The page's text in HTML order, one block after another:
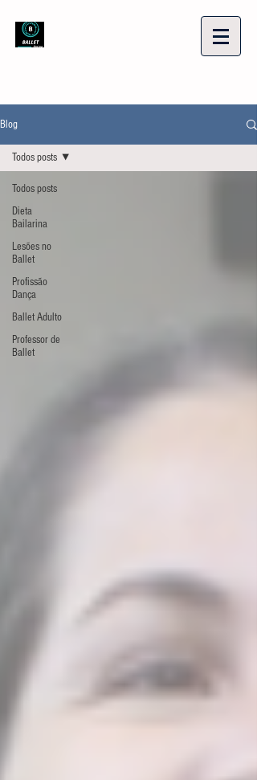
Blog
Todos posts
Dieta
Bailarina
Lesões no
Ballet
Profissão
Dança
Ballet Adulto
Professor de
Ballet
Todos posts